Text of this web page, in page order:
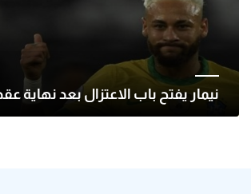
نيمار يفتح باب الاعتزال بعد نهاية